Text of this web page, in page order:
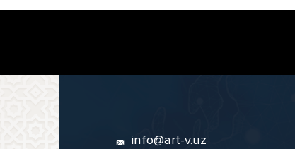
info@art-v.uz